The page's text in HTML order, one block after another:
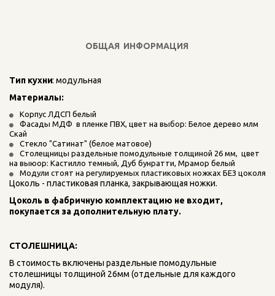
ОБЩАЯ ИНФОРМАЦИЯ
Тип кухни: модульная
Материалы:
Корпус ЛДСП белый
Фасады МДФ  в пленке ПВХ, цвет на выбор: Белое дерево млм
Скай
Стекло "Сатинат" (белое матовое)
Столещницы раздельные помодульные толщиной 26 мм,  цвет
на выюор: Кастилло темный, Дуб бунратти, Мрамор белый
Модули стоят на регулируемых пластиковых ножках БЕЗ цоколя
Цоколь - пластиковая планка, закрывающая ножки.
Цоколь в фабричную комплектацию не входит,
покупается за дополнительную плату.
СТОЛЕШНИЦА:
В стоимость включены раздельные помодульные
столешницы толщиной 26мм (отдельные для каждого
модуля).